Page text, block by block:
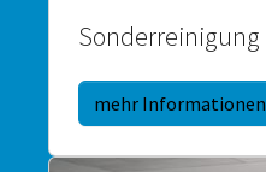
Sonderreinigung
mehr Informationen